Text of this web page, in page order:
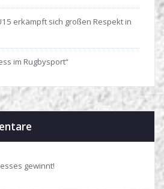
erkämpft sich großen Respekt in
im Rugbysport“
gewinnt!